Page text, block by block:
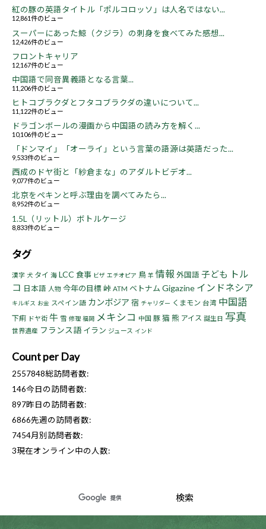
紅の豚の英語タイトル「ポルコロッソ」は人名ではない...
12,861件のビュー
スーパーにあった鯨（クジラ）の刺身を食べてみた感想...
12,426件のビュー
フロントキャリア
12,167件のビュー
中国語で同音異義語となる言葉...
11,206件のビュー
ヒトコブラクダとフタコブラクダの違いについて...
11,122件のビュー
ドラゴンボールの漫画から中国語の読み方を解く...
10,106件のビュー
「ドンマイ」「オーライ」という言葉の語源は英語だった...
9,533件のビュー
西成のドヤ街と「紗倉まな」のアダルトビデオ...
9,077件のビュー
北京をペキンと呼ぶ理由を調べてみたら...
8,952件のビュー
1.5L（リットル）ボトルケージ
8,833件のビュー
タグ
漢字 犬 タイ 海 LCC 食事 ビザ エチオピア 鳥 羊 情報 外国語 子ども トル
コ 日本語 人物 今年の目標峠 ATM ベトナム Gigazine インドネシア
キルギス お金 スペイン語 カンボジア 宿 チャリダー くまモン 台湾 中国語
下痢 ドヤ街 牛 雪 修理 福岡 メキシコ 中国 豚 猫熊 アイス 誕生日 写真
世界遺産 フランス語 イラン ジュース インド
Count per Day
2557848総訪問者数:
146今日の訪問者数:
897昨日の訪問者数:
6866先週の訪問者数:
7454月別訪問者数:
3現在オンライン中の人数: